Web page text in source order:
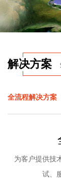
解决方案
全流程解决方案
为客户提供技
试、